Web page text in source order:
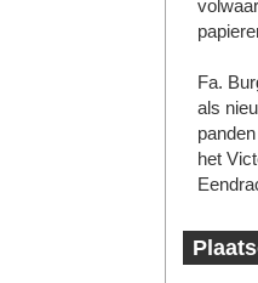
Fa.
als
het